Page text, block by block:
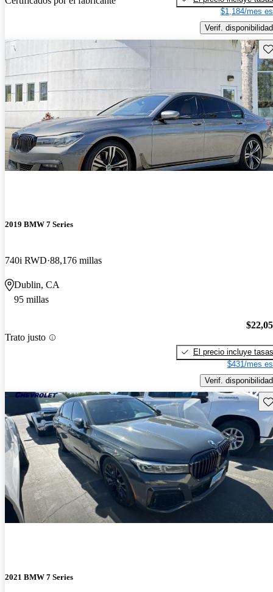
$1,184/mes
Verif. disponibilidad
2019 BMW 7 Series
740i RWD 88,176 millas
Dublin, CA
95 millas
Trato justo
El precio incluye tasas
$431/mes
Verif. disponibilidad
2021 BMW 7 Series